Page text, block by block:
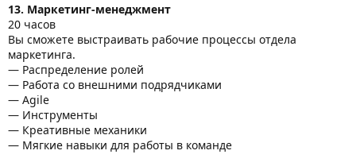
13. Маркетинг-менеджмент
20 часов
Вы сможете выстраивать рабочие процессы отдела
маркетинга.
— Распределение ролей
— Работа со внешними подрядчиками
— Agile
— Инструменты
— Креативные механики
— Мягкие навыки для работы в команде